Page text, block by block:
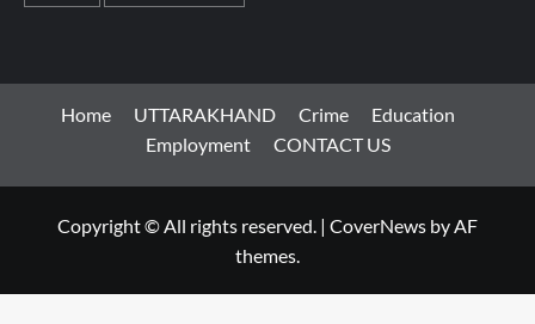
Home UTTARAKHAND Crime
Education
Employment
CONTACT US
Copyright © All rights reserved. | CoverNews by AF
themes.